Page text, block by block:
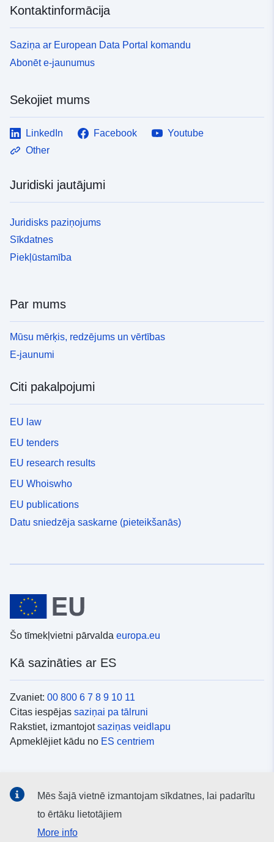
Kontaktinformācija
Saziņa ar European Data Portal komandu
Abonēt e-jaunumus
Sekojiet mums
LinkedIn Facebook
Youtube
Other
Juridiski jautājumi
Juridisks paziņojums
Sīkdatnes
Piekļūstamība
Par mums
Mūsu mērķis, redzējums un vērtības
E-jaunumi
Citi pakalpojumi
EU law
EU tenders
EU research results
EU Whoiswho
EU publications
Datu sniedzēja saskarne (pieteikšanās)
Šo tīmekļvietni pārvalda europa.eu
Kā sazināties ar ES
Zvaniet: 00 800 6 7 8 9 10 11
Citas iespējas saziņai pa tālruni
Rakstiet, izmantojotsaziņas veidlapu
Apmeklējiet kādu no ES centriem
ES kontisociālajos medijos
Mēs šajā vietnē izmantojam sīkdatnes, lai padarītu
to ērtāku lietotājiem
More info